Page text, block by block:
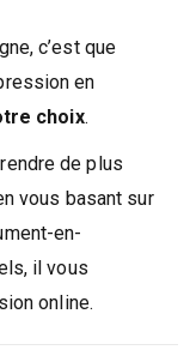
c’est que
en
choix.
de plus
vous basant sur
en-
il vous
online.